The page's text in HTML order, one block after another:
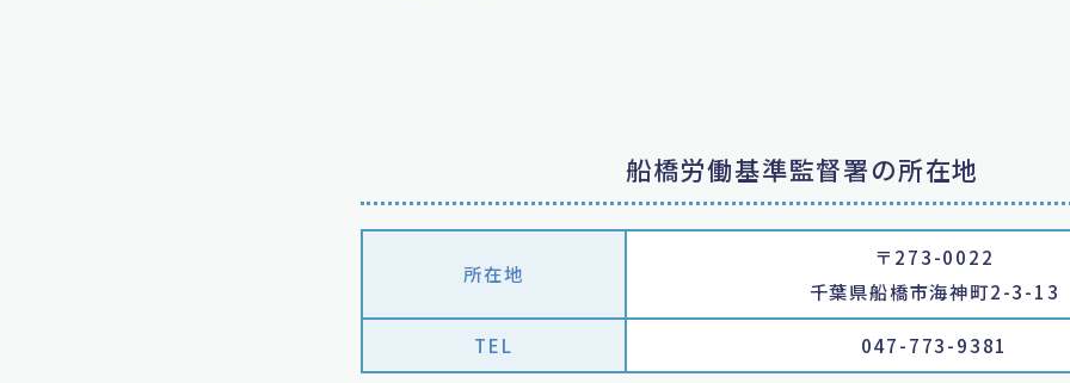
船橋労働基準監督署の所在地
所在地
〒273-0022
千葉県船橋市海神町2-3-13
TEL 047-773-9381